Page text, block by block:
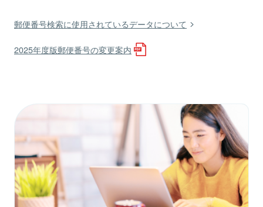
郵便番号検索に使用されているデータについて
2025年度版郵便番号の変更案内